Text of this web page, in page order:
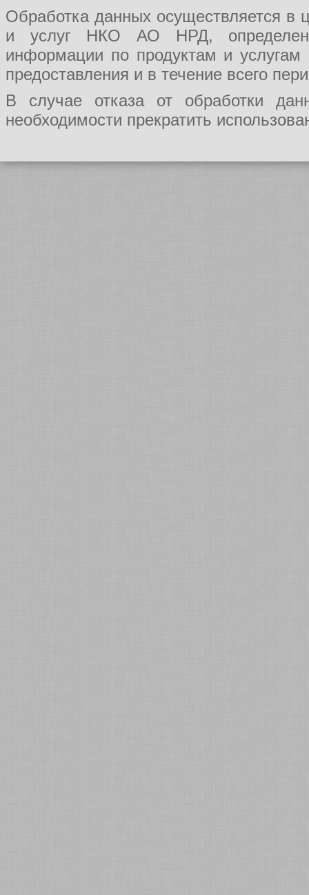
Обработка данных осуществляется в
и услуг НКО АО НРД, определения
информации по продуктам и
предоставления и в течение всего
В случае отказа от обработки
необходимости прекратить